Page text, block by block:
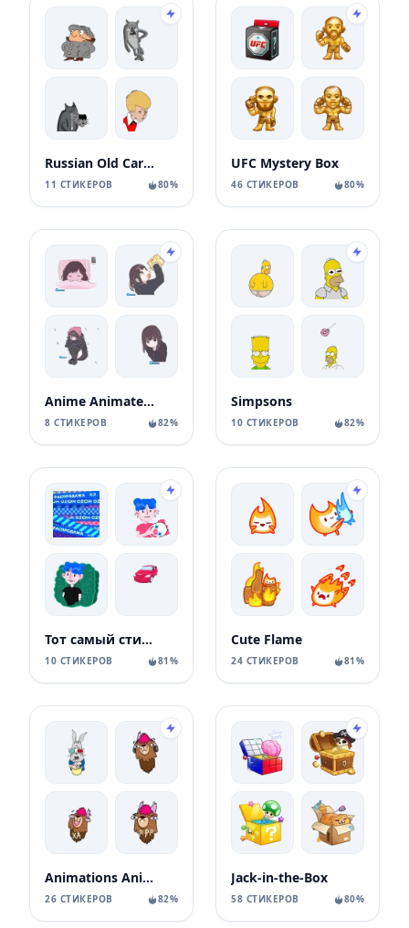
Russian Old Cartoons
11 СТИКЕРОВ 80%
UFC Mystery Box
46 СТИКЕРОВ 80%
Anime Animated Girl
8 СТИКЕРОВ 82%
Simpsons
10 СТИКЕРОВ 82%
Тот самый стикерпак Ozon
10 СТИКЕРОВ 81%
Cute Flame
24 СТИКЕРОВ 81%
Animations Animals Sticks
26 СТИКЕРОВ 82%
Jack-in-the-Box
58 СТИКЕРОВ 80%